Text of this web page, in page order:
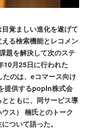
覚ましい進化を遂げて
る検索機能とレコメン
題を解決して次のステ
10月25日に行われた
たのは、eコマース向け
提供するpopIn株式会
ともに、同サービス導
ス） 楠氏とのトーク
ついて語った。